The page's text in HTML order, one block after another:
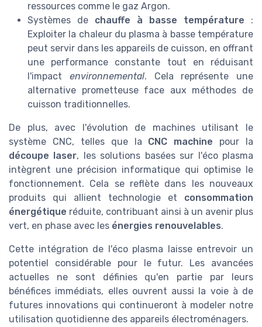
ressources comme le gaz Argon.
Systèmes de chauffe à basse température :
Exploiter la chaleur du plasma à basse température
peut servir dans les appareils de cuisson, en offrant
une performance constante tout en réduisant
l'impact environnemental. Cela représente une
alternative prometteuse face aux méthodes de
cuisson traditionnelles.
De plus, avec l'évolution de machines utilisant le
système CNC, telles que la CNC machine pour la
découpe laser, les solutions basées sur l'éco plasma
intègrent une précision informatique qui optimise le
fonctionnement. Cela se reflète dans les nouveaux
produits qui allient technologie et consommation
énergétique réduite, contribuant ainsi à un avenir plus
vert, en phase avec les énergies renouvelables.
Cette intégration de l'éco plasma laisse entrevoir un
potentiel considérable pour le futur. Les avancées
actuelles ne sont définies qu'en partie par leurs
bénéfices immédiats, elles ouvrent aussi la voie à de
futures innovations qui continueront à modeler notre
utilisation quotidienne des appareils électroménagers.